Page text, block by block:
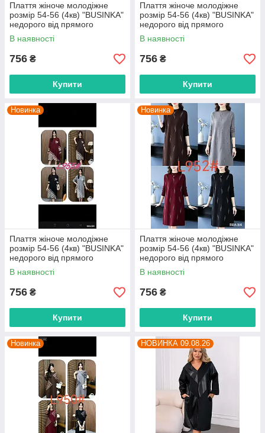
Плаття жіноче молодіжне
розмір 54-56 (4кв) "BUSINKA"
недорого від прямого
постачальника
В наявності
756 ₴
Купити
Плаття жіноче молодіжне
розмір 54-56 (4кв) "BUSINKA"
недорого від прямого
постачальника
В наявності
756 ₴
Купити
Новинка
Плаття жіноче молодіжне
розмір 54-56 (4кв) "BUSINKA"
недорого від прямого
постачальника
В наявності
756 ₴
Купити
Новинка
Плаття жіноче молодіжне
розмір 54-56 (4кв) "BUSINKA"
недорого від прямого
постачальника
В наявності
756 ₴
Купити
Новинка НОВИНКА 09.08.26